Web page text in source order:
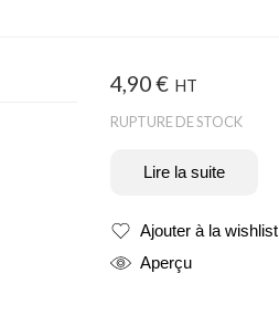
4,90€ HT
RUPTURE DE STOCK
Lire la suite
Ajouter à la wishlist
Produit ajouté
Aperçu